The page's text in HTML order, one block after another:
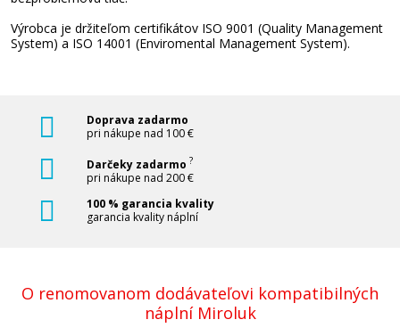
Výrobca je držiteľom certifikátov ISO 9001 (Quality Management
System) a ISO 14001 (Enviromental Management System).
Doprava zadarmo
pri nákupe nad 100 €
Darčeky zadarmo ?
pri nákupe nad 200 €
100 % garancia kvality
garancia kvality náplní
O renomovanom dodávateľovi kompatibilných
náplní Miroluk